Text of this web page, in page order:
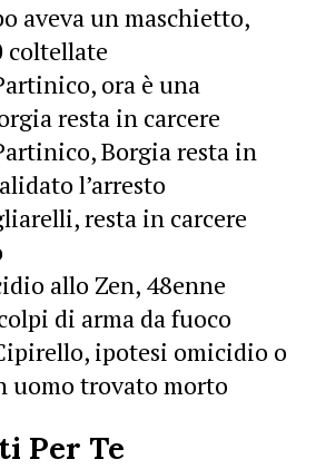
aveva un maschietto,
coltellate
ora è una
resta in carcere
Borgia resta in
l’arresto
resta in carcere
allo Zen, 48enne
di arma da fuoco
ipotesi omicidio o
uomo trovato morto
Per Te